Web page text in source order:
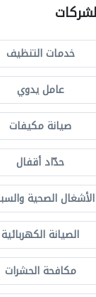
خدمات التنظيف
عامل يدوي
صيانة مكيفات
حدّاد أقفال
الأشغال الصحية
الصيانة الكهربائية
مكافحة الحشرات